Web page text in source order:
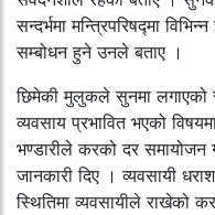
सन्दर्भमा मन्त्रिपरिषद्मा
सम्बोधन हुने उनले बताए ।
छिमेकी मुलुकले सुनमा लगाएको
व्यवसाय प्रभावित भएको
भण्डारीले करको दर
जानकारी दिए । व्यवसायी
स्थितिमा व्यवसायीले राखेको